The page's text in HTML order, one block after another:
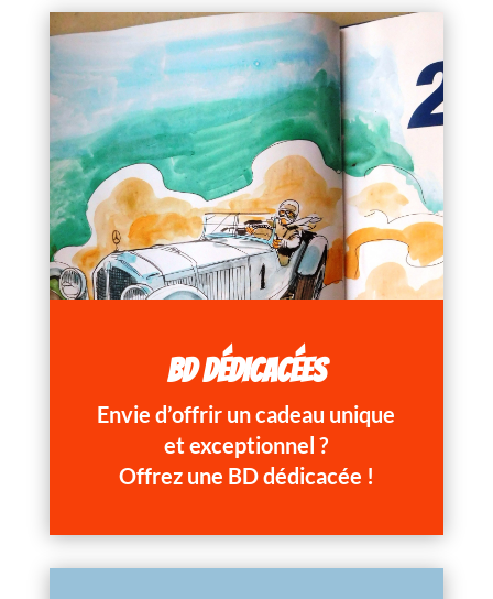
BD DÉDICACÉES
Envie d’offrir un cadeau unique
et exceptionnel ?
Offrez une BD dédicacée !